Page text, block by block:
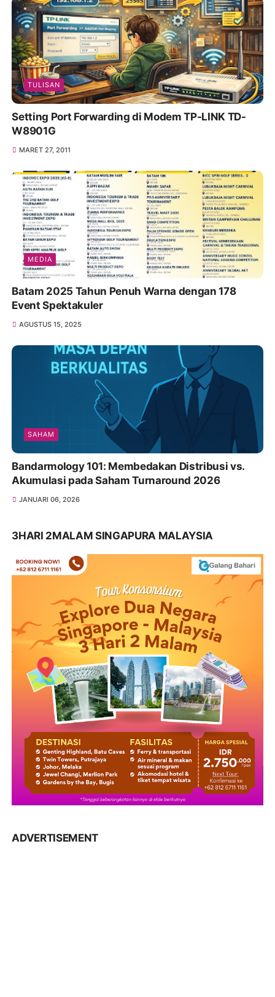
TULISAN
Setting Port Forwarding di Modem TP-LINK TD-
W8901G
MARET 27, 2011
MEDIA
Batam 2025 Tahun Penuh Warna dengan 178
Event Spektakuler
AGUSTUS 15, 2025
SAHAM
Bandarmology 101: Membedakan Distribusi vs.
Akumulasi pada Saham Turnaround 2026
JANUARI 06, 2026
3HARI 2MALAM SINGAPURA MALAYSIA
ADVERTISEMENT